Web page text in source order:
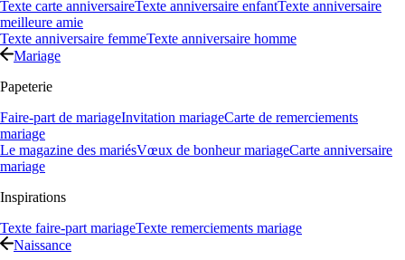
Texte carte anniversaireTexte anniversaire enfantTexte anniversaire
meilleure amie
Texte anniversaire femmeTexte anniversaire homme
Mariage
Papeterie
Faire-part de mariageInvitation mariageCarte de remerciements
mariage
Le magazine des mariésVœux de bonheur mariageCarte anniversaire
mariage
Inspirations
Texte faire-part mariageTexte remerciements mariage
Naissance